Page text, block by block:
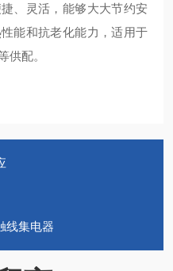
、灵活，能够大大节约安
能和抗老化能力，适用于
供配。
线集电器